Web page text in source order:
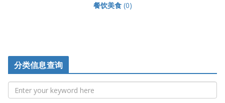
餐饮美食(0)
分类信息查询